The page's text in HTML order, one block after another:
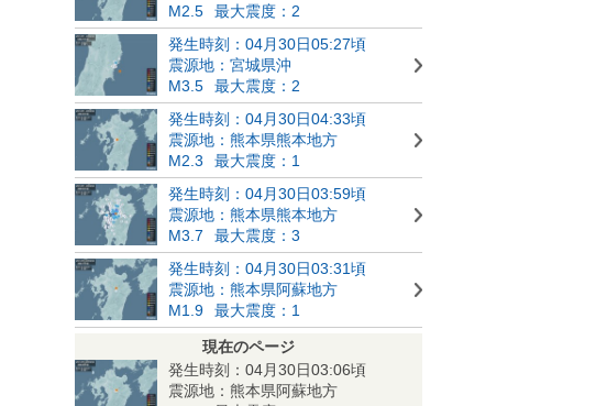
M2.5
最大震度：2
発生時刻：04月30日05:27頃
震源地：宮城県沖
M3.5
最大震度：2
発生時刻：04月30日04:33頃
震源地：熊本県熊本地方
M2.3
最大震度：1
発生時刻：04月30日03:59頃
震源地：熊本県熊本地方
M3.7
最大震度：3
発生時刻：04月30日03:31頃
震源地：熊本県阿蘇地方
M1.9
最大震度：1
現在のページ
発生時刻：04月30日03:06頃
震源地：熊本県阿蘇地方